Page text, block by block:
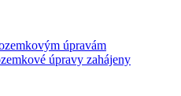
úpravám
úpravy zahájeny